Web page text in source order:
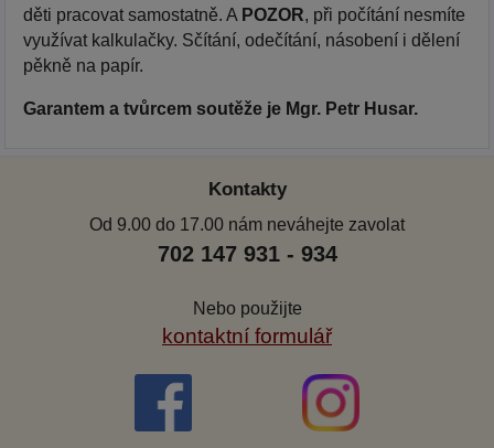
děti pracovat samostatně. A POZOR, při počítání nesmíte
využívat kalkulačky. Sčítání, odečítání, násobení i dělení
pěkně na papír.
Garantem a tvůrcem soutěže je Mgr. Petr Husar.
Kontakty
Od 9.00 do 17.00 nám neváhejte zavolat
702 147 931 - 934
Nebo použijte
kontaktní formulář